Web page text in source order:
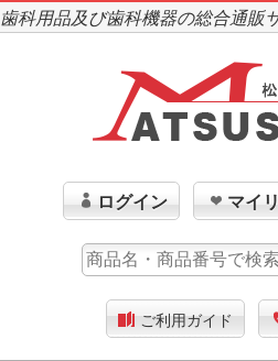
歯科用品及び歯科機器の総合通販
ログイン マイ
ご利用ガイド